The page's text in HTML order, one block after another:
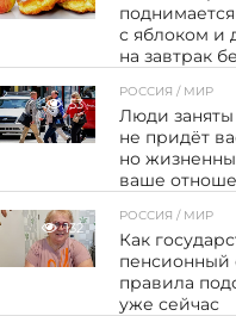
с яблоком и
на завтрак
53
РОССИЯ / МИР
Люди
не придёт
но
ваше
132
РОССИЯ / МИР
Как
пенсионный
правила
уже сейчас